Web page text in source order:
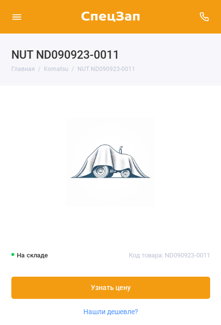
NUT ND090923-0011
Главная Komatsu NUT ND090923-0011
На складе Код товара: ND090923-0011
Узнать цену
Нашли дешевле?